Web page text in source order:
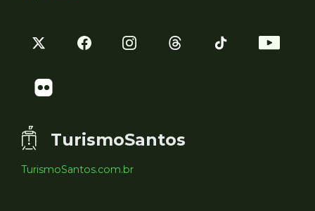
TurismoSantos
TurismoSantos.com.br